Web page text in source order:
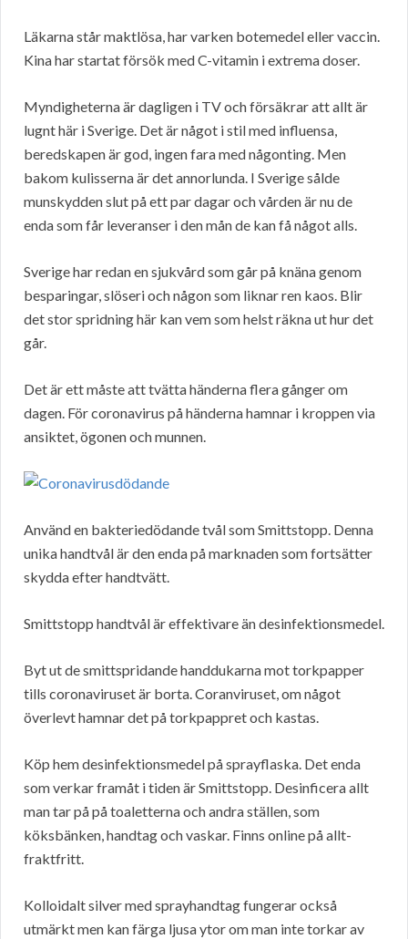
Läkarna står maktlösa, har varken botemedel eller vaccin.
Kina har startat försök med C-vitamin i extrema doser.
Myndigheterna är dagligen i TV och försäkrar att allt är
lugnt här i Sverige. Det är något i stil med influensa,
beredskapen är god, ingen fara med någonting. Men
bakom kulisserna är det annorlunda. I Sverige sålde
munskydden slut på ett par dagar och vården är nu de
enda som får leveranser i den mån de kan få något alls.
Sverige har redan en sjukvård som går på knäna genom
besparingar, slöseri och någon som liknar ren kaos. Blir
det stor spridning här kan vem som helst räkna ut hur det
går.
Det är ett måste att tvätta händerna flera gånger om
dagen. För coronavirus på händerna hamnar i kroppen via
ansiktet, ögonen och munnen.
Använd en bakteriedödande tvål som Smittstopp. Denna
unika handtvål är den enda på marknaden som fortsätter
skydda efter handtvätt.
Smittstopp handtvål är effektivare än desinfektionsmedel.
Byt ut de smittspridande handdukarna mot torkpapper
tills coronaviruset är borta. Coranviruset, om något
överlevt hamnar det på torkpappret och kastas.
Köp hem desinfektionsmedel på sprayflaska. Det enda
som verkar framåt i tiden är Smittstopp. Desinficera allt
man tar på på toaletterna och andra ställen, som
köksbänken, handtag och vaskar. Finns online på allt-
fraktfritt.
Kolloidalt silver med sprayhandtag fungerar också
utmärkt men kan färga ljusa ytor om man inte torkar av